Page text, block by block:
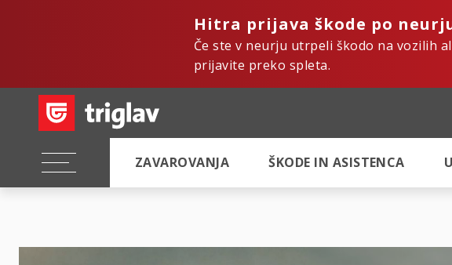
Hitra prijava škode po
Če ste v neurju utrpeli škodo na vozilih
prijavite preko spleta.
ZAVAROVANJA ŠKODE IN ASISTENCA